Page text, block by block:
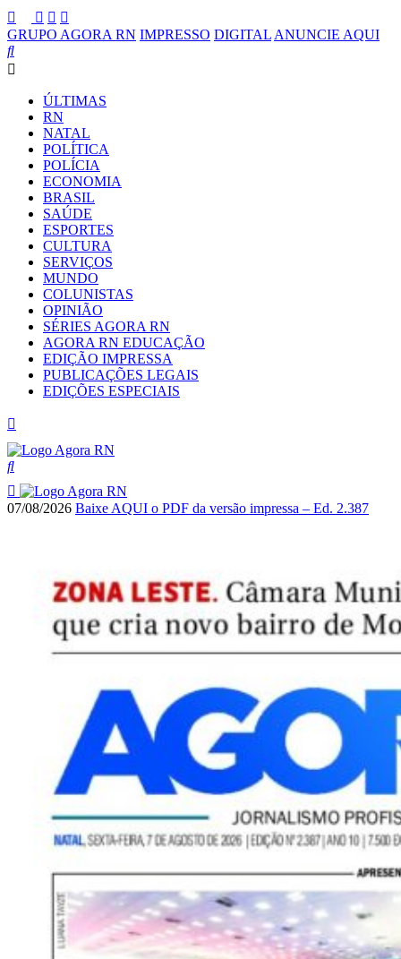
GRUPO AGORA RN IMPRESSO DIGITAL ANUNCIE AQUI
ÚLTIMAS
RN
NATAL
POLÍTICA
POLÍCIA
ECONOMIA
BRASIL
SAÚDE
ESPORTES
CULTURA
SERVIÇOS
MUNDO
COLUNISTAS
OPINIÃO
SÉRIES AGORA RN
AGORA RN EDUCAÇÃO
EDIÇÃO IMPRESSA
PUBLICAÇÕES LEGAIS
EDIÇÕES ESPECIAIS
07/08/2026 Baixe AQUI o PDF da versão impressa – Ed. 2.387